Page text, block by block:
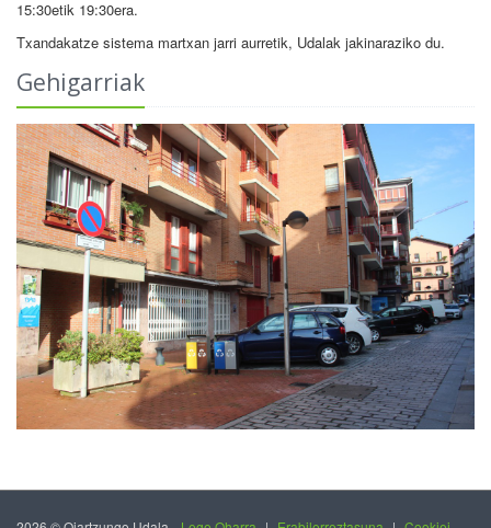
15:30etik 19:30era.
Txandakatze sistema martxan jarri aurretik, Udalak jakinaraziko du.
Gehigarriak